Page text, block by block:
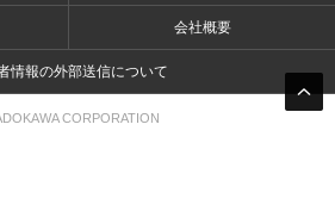
会社概要
情報の外部送信について
CORPORATION